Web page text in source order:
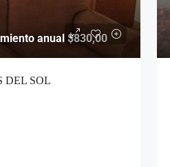
anual $830,00
DEL SOL